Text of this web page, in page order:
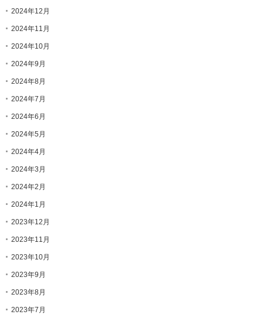
2024年12月
2024年11月
2024年10月
2024年9月
2024年8月
2024年7月
2024年6月
2024年5月
2024年4月
2024年3月
2024年2月
2024年1月
2023年12月
2023年11月
2023年10月
2023年9月
2023年8月
2023年7月